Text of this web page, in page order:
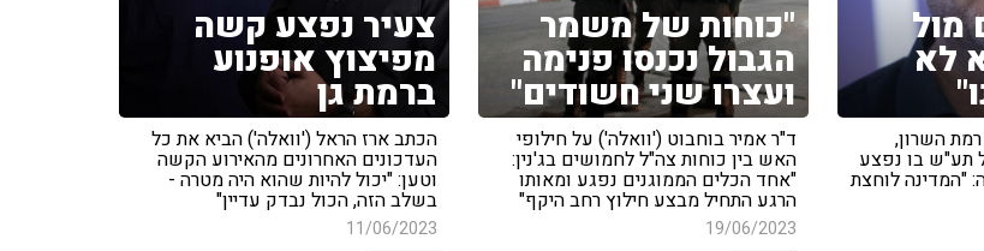
מול
לא
רמת השרון,
תע"ש בו נפצע
"המדינה לוחצת
"כוחות של משמר
הגבול נכנסו פנימה
ועצרו שני חשודים"
ד"ר אמיר בוחבוט ('וואלה') על חילופי
האש בין כוחות צה"ל לחמושים בג'נין:
"אחד הכלים הממוגנים נפגע ומאותו
הרגע התחיל מבצע חילוץ רחב היקף"
19/06/2023
צעיר נפצע קשה
מפיצוץ אופנוע
ברמת גן
הכתב ארז הראל ('וואלה') הביא את כל
העדכונים האחרונים מהאירוע הקשה
וטען: "יכול להיות שהוא היה מטרה -
בשלב הזה, הכול נבדק עדיין"
11/06/2023